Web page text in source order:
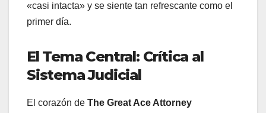
«casi intacta» y se siente tan refrescante como el
primer día.
El Tema Central: Crítica al
Sistema Judicial
El corazón de The Great Ace Attorney